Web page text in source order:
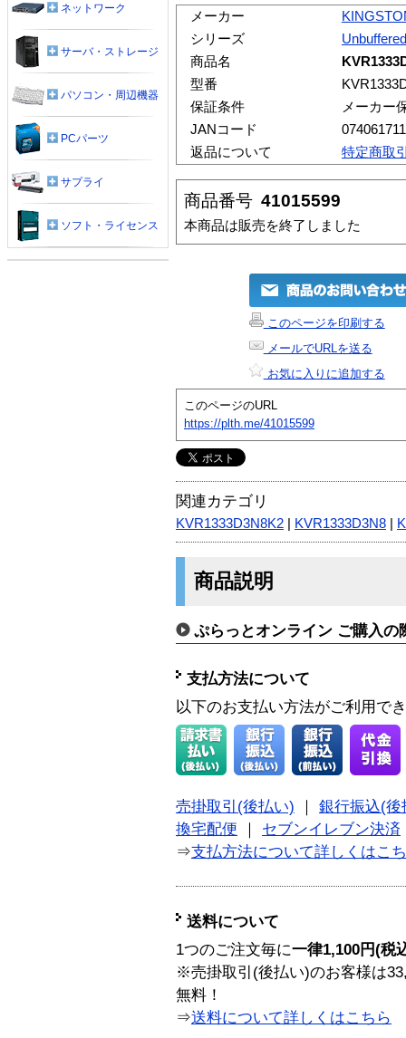
メーカー
シリーズ
商品名
型番
保証条件
メーカー
JANコード
返品について
特定商取
商品番号 41015599
本商品は販売を終了しました
このページを印刷する
メールでURLを送る
お気に入りに追加する
このページのURL
https://plth.me/41015599
関連カテゴリ
KVR1333D3N8K2 KVR1333D3N8
商品説明
ぷらっとオンライン ご購入の
支払方法について
以下のお支払い方法がご利用で
売掛取引(後払い)
銀行振込(後
換宅配便
セブンイレブン決済
⇒支払方法について詳しくはこ
送料について
1つのご注文毎に一律1,100円(税
※売掛取引(後払い)のお客様は
無料！
⇒送料について詳しくはこちら
ネットワーク
サーバ・ストレージ
パソコン・周辺機器
PCパーツ
サプライ
ソフト・ライセンス